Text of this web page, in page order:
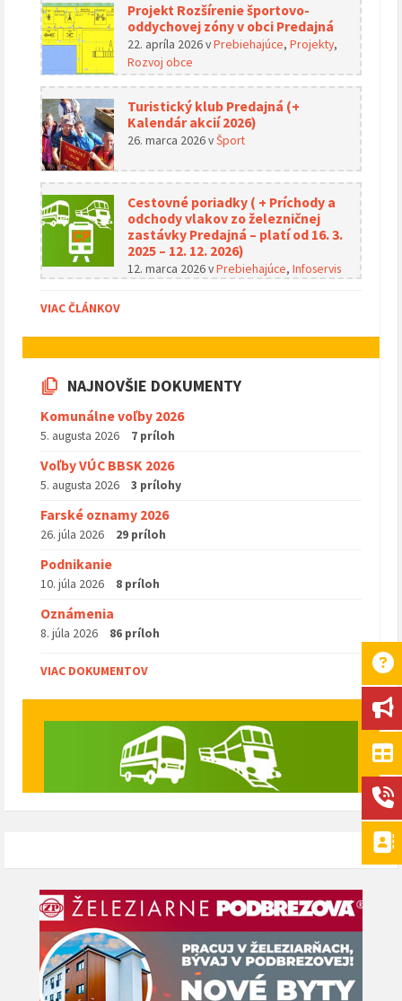
Projekt Rozšírenie športovo-
oddychovej zóny v obci Predajná
22. apríla 2026vPrebiehajúce, Projekty,
Rozvoj obce
Turistický klub Predajná (+
Kalendár akcií 2026)
26. marca 2026vŠport
Cestovné poriadky ( + Príchody a
odchody vlakov zo železničnej
zastávky Predajná – platí od 16. 3.
2025 – 12. 12. 2026)
12. marca 2026vPrebiehajúce, Infoservis
VIAC ČLÁNKOV
NAJNOVŠIE DOKUMENTY
Komunálne voľby 2026
5. augusta 2026 7 príloh
Voľby VÚC BBSK 2026
5. augusta 2026 3 prílohy
Farské oznamy 2026
26. júla 2026 29 príloh
Podnikanie
10. júla 2026 8 príloh
Oznámenia
8. júla 2026 86 príloh
VIAC DOKUMENTOV